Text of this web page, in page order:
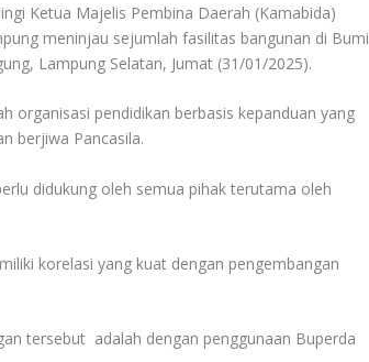
Ketua Majelis Pembina Daerah (Kamabida)
meninjau sejumlah fasilitas bangunan di Bumi
Lampung Selatan, Jumat (31/01/2025).
organisasi pendidikan berbasis kepanduan yang
berjiwa Pancasila.
didukung oleh semua pihak terutama oleh
korelasi yang kuat dengan pengembangan
tersebut adalah dengan penggunaan Buperda